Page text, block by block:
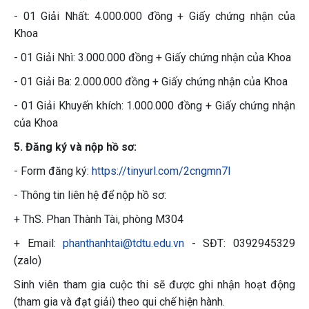
- 01 Giải Nhất: 4.000.000 đồng + Giấy chứng nhận của
Khoa
- 01 Giải Nhì: 3.000.000 đồng + Giấy chứng nhận của Khoa
- 01 Giải Ba: 2.000.000 đồng + Giấy chứng nhận của Khoa
- 01 Giải Khuyến khích: 1.000.000 đồng + Giấy chứng nhận
của Khoa
5. Đăng ký và nộp hồ sơ:
- Form đăng ký: https://tinyurl.com/2cngmn7l
- Thông tin liên hệ để nộp hồ sơ:
+ ThS. Phan Thành Tài, phòng M304
+ Email:phanthanhtai@tdtu.edu.vn - SĐT: 0392945329
(zalo)
Sinh viên tham gia cuộc thi sẽ được ghi nhận hoạt động
(tham gia và đạt giải) theo qui chế hiện hành.